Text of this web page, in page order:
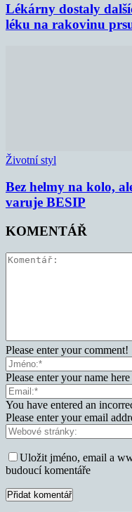
Lékárny dostaly
léku na rakovinu
Životní styl
Bez helmy na kolo,
varuje BESIP
KOMENTÁŘ
Please enter your comment!
Please enter your name here
You have entered an
Please enter your email
Uložit jméno, email a
budoucí komentáře